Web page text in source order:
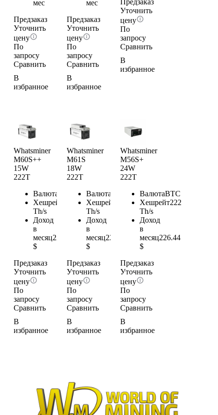
мес
Предзаказ
Уточнить
цену
По
запросу
Сравнить
В
избранное
мес
Предзаказ
Уточнить
цену
По
запросу
Сравнить
В
избранное
Уточнить
цену
По
запросу
Сравнить
В
избранное
Whatsminer
M60S++
15W
222T
Валюта
Хешрейт
Th/s
Доход
в
месяц226.44
$
Предзаказ
Уточнить
цену
По
запросу
Сравнить
В
избранное
Whatsminer
M61S
18W
222T
Валюта
Хешрейт
Th/s
Доход
в
месяц226.44
$
Предзаказ
Уточнить
цену
По
запросу
Сравнить
В
избранное
Whatsminer
M56S+
24W
222T
ВалютаBTC
Хешрейт222
Th/s
Доход
в
месяц226.44
$
Предзаказ
Уточнить
цену
По
запросу
Сравнить
В
избранное